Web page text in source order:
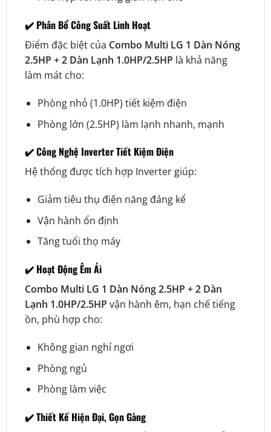
✔️ Phân Bổ Công Suất Linh Hoạt
Điểm đặc biệt của Combo Multi LG 1 Dàn Nóng
2.5HP + 2 Dàn Lạnh 1.0HP/2.5HP là khả năng
làm mát cho:
Phòng nhỏ (1.0HP) tiết kiệm điện
Phòng lớn (2.5HP) làm lạnh nhanh, mạnh
✔️ Công Nghệ Inverter Tiết Kiệm Điện
Hệ thống được tích hợp Inverter giúp:
Giảm tiêu thụ điện năng đáng kể
Vận hành ổn định
Tăng tuổi thọ máy
✔️ Hoạt Động Êm Ái
Combo Multi LG 1 Dàn Nóng 2.5HP + 2 Dàn
Lạnh 1.0HP/2.5HP vận hành êm, hạn chế tiếng
ồn, phù hợp cho:
Không gian nghỉ ngơi
Phòng ngủ
Phòng làm việc
✔️ Thiết Kế Hiện Đại, Gọn Gàng